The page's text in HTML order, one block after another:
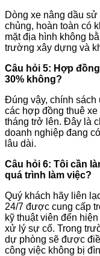
Dòng xe nâng dầu
chủng, hoàn toàn có
mặt địa hình không
trường xây dựng và
Câu hỏi 5: Hợp
30% không?
Đúng vậy, chính sách
các hợp đồng thuê
tháng trở lên. Đây là
doanh nghiệp đang
lâu dài.
Câu hỏi 6: Tôi cần
quá trình làm việc?
Quý khách hãy liên
24/7 được cung cấp
kỹ thuật viên đến
xử lý sự cố. Trong
dự phòng sẽ được
công việc không bị